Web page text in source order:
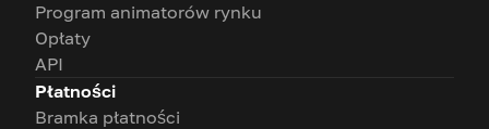
Program animatorów rynku
Opłaty
API
Płatności
Bramka płatności